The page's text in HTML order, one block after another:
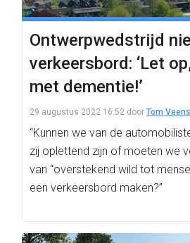
Ontwerpwedstrijd
verkeersbord: ‘Let
met dementie!’
29 augustus 2022 16:52 door Tom
“Kunnen we van de
zij oplettend zijn of moeten we
van “overstekend wild tot
een verkeersbord maken?”